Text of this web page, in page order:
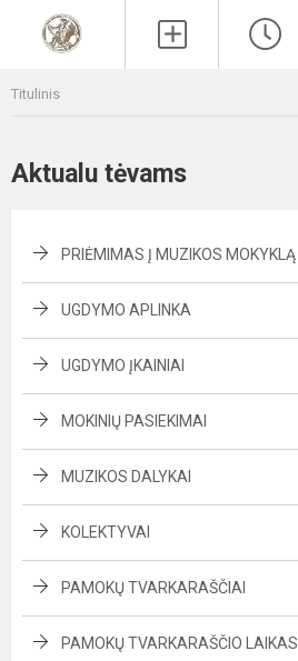
Titulinis
Aktualu tėvams
PRIĖMIMAS Į MUZIKOS MOKYKLĄ
UGDYMO APLINKA
UGDYMO ĮKAINIAI
MOKINIŲ PASIEKIMAI
MUZIKOS DALYKAI
KOLEKTYVAI
PAMOKŲ TVARKARAŠČIAI
PAMOKŲ TVARKARAŠČIO LAIKAS